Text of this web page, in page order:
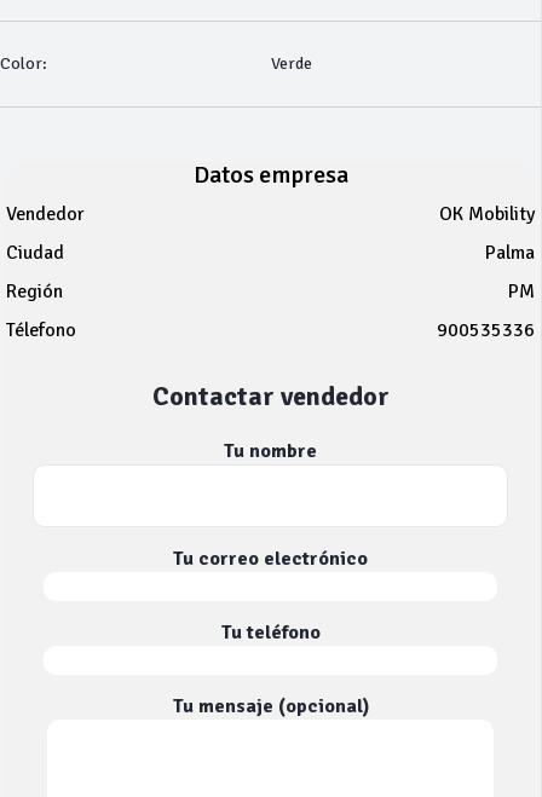
Color: Verde
Datos empresa
Vendedor
OK Mobility
Ciudad
Palma
Región
PM
Télefono
900535336
Contactar vendedor
Tu nombre
Tu correo electrónico
Tu teléfono
Tu mensaje (opcional)